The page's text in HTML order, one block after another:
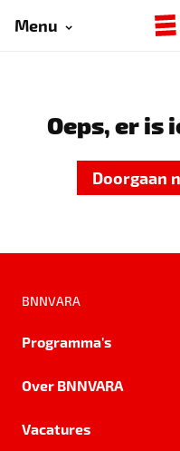
Menu
Oeps, er is
Doorgaan
BNNVARA
Programma's
Over BNNVARA
Vacatures